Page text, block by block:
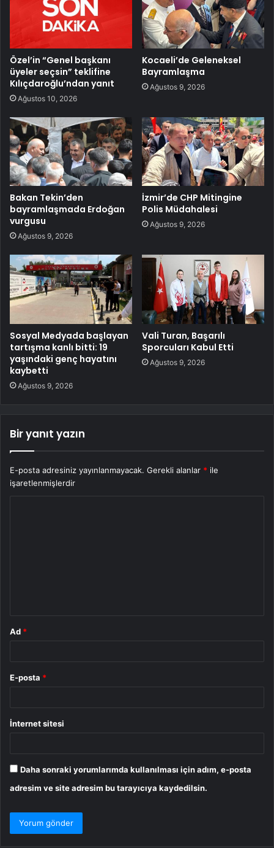
Özel’in “Genel başkanı
üyeler seçsin” teklifine
Kılıçdaroğlu’ndan yanıt
Ağustos 10, 2026
Kocaeli’de Geleneksel
Bayramlaşma
Ağustos 9, 2026
Bakan Tekin’den
bayramlaşmada Erdoğan
vurgusu
Ağustos 9, 2026
İzmir’de CHP Mitingine
Polis Müdahalesi
Ağustos 9, 2026
Sosyal Medyada başlayan
tartışma kanlı bitti: 19
yaşındaki genç hayatını
kaybetti
Ağustos 9, 2026
Vali Turan, Başarılı
Sporcuları Kabul Etti
Ağustos 9, 2026
Bir yanıt yazın
E-posta adresiniz yayınlanmayacak. Gerekli alanlar * ile
işaretlenmişlerdir
Ad *
E-posta *
İnternet sitesi
Daha sonraki yorumlarımda kullanılması için adım, e-posta
adresim ve site adresim bu tarayıcıya kaydedilsin.